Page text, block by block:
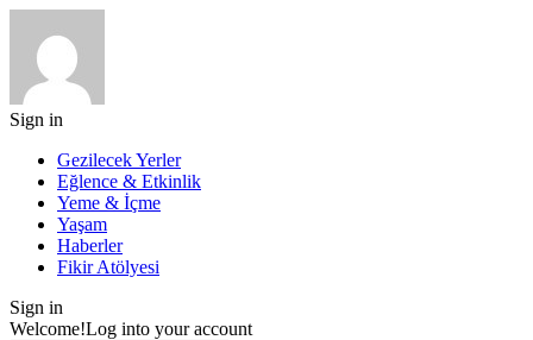
Sign in
Gezilecek Yerler
Eğlence & Etkinlik
Yeme & İçme
Yaşam
Haberler
Fikir Atölyesi
Sign in
Welcome!Log into your account